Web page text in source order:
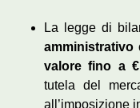
La legge di
valore fino a
tutela del
all’imposizione